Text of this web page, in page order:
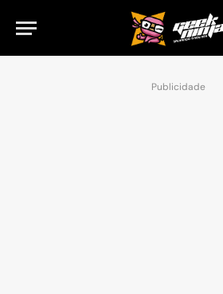
Publicidade